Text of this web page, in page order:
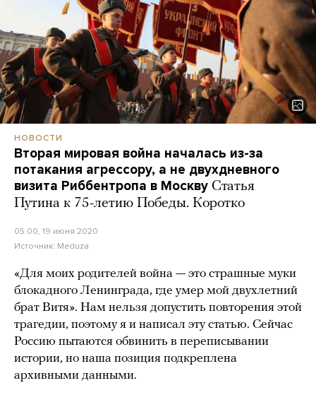
НОВОСТИ
Вторая мировая война началась из-за
потакания агрессору, а не двухдневного
визита Риббентропа в Москву Статья
Путина к 75-летию Победы. Коротко
05:00, 19 июня 2020
Источник: Meduza
«Для моих родителей война — это страшные муки
блокадного Ленинграда, где умер мой двухлетний
брат Витя». Нам нельзя допустить повторения этой
трагедии, поэтому я и написал эту статью. Сейчас
Россию пытаются обвинить в переписывании
истории, но наша позиция подкреплена
архивными данными.